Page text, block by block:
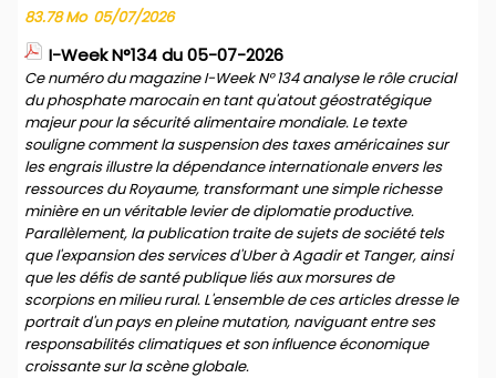
83.78 Mo 05/07/2026
I-Week N°134 du 05-07-2026
Ce numéro du magazine I-Week N° 134 analyse le rôle crucial
du phosphate marocain en tant qu'atout géostratégique
majeur pour la sécurité alimentaire mondiale. Le texte
souligne comment la suspension des taxes américaines sur
les engrais illustre la dépendance internationale envers les
ressources du Royaume, transformant une simple richesse
minière en un véritable levier de diplomatie productive.
Parallèlement, la publication traite de sujets de société tels
que l'expansion des services d'Uber à Agadir et Tanger, ainsi
que les défis de santé publique liés aux morsures de
scorpions en milieu rural. L'ensemble de ces articles dresse le
portrait d'un pays en pleine mutation, naviguant entre ses
responsabilités climatiques et son influence économique
croissante sur la scène globale.